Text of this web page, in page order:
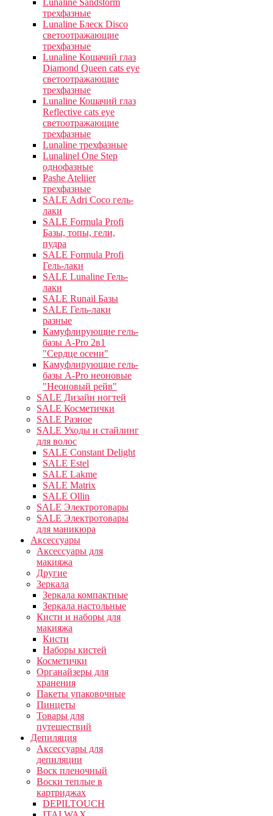
Lunaline Sandstorm
трехфазные
Lunaline Блеск Disco
светоотражающие
трехфазные
Lunaline Кошачий глаз
Diamond Queen cats eye
светоотражающие
трехфазные
Lunaline Кошачий глаз
Reflective cats eye
светоотражающие
трехфазные
Lunaline трехфазные
Lunalinel One Step
однофазные
Pashe Ateliier
трехфазные
SALE Adri Coco гель-
лаки
SALE Formula Profi
Базы, топы, гели,
пудра
SALE Formula Profi
Гель-лаки
SALE Lunaline Гель-
лаки
SALE Runail Базы
SALE Гель-лаки
разные
Камуфлирующие гель-
базы A-Pro 2в1
"Сердце осени"
Камуфлирующие гель-
базы A-Pro неоновые
"Неоновый рейв"
SALE Дизайн ногтей
SALE Косметички
SALE Разное
SALE Уходы и стайлинг
для волос
SALE Constant Delight
SALE Estel
SALE Lakme
SALE Matrix
SALE Ollin
SALE Электротовары
SALE Электротовары
для маникюра
Аксессуары
Аксессуары для
макияжа
Другие
Зеркала
Зеркала компактные
Зеркала настольные
Кисти и наборы для
макияжа
Кисти
Наборы кистей
Косметички
Органайзеры для
хранения
Пакеты упаковочные
Пинцеты
Товары для
путешествий
Депиляция
Аксессуары для
депиляции
Воск пленочный
Воски теплые в
картриджах
DEPILTOUCH